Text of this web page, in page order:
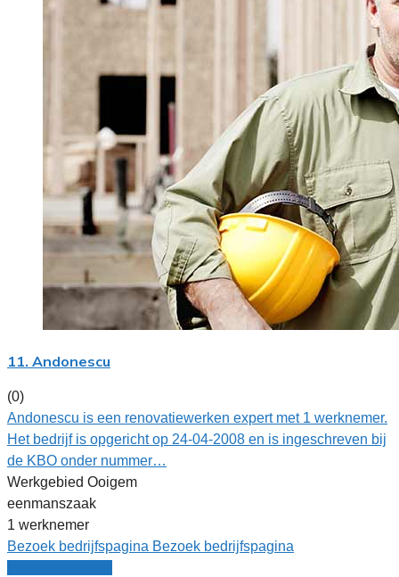
11. Andonescu
(0)
Andonescu is een renovatiewerken expert met 1 werknemer.
Het bedrijf is opgericht op 24-04-2008 en is ingeschreven bij
de KBO onder nummer…
Werkgebied Ooigem
eenmanszaak
1 werknemer
Bezoek bedrijfspagina Bezoek bedrijfspagina